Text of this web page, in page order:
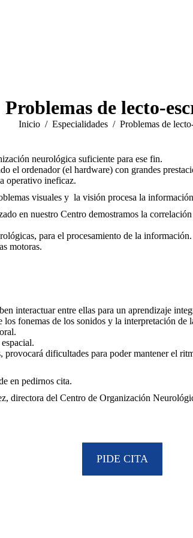
Problemas de lecto-
Estás aquí:
Inicio Especialidades Problemas de
neurológica suficiente para ese fin.
el ordenador (el hardware) con grandes
operativo ineficaz.
visuales y la visión procesa la
en nuestro Centro demostramos la
para el procesamiento de la información.
motoras.
interactuar entre ellas para un aprendizaje
fonemas de los sonidos y la interpretación de
dificultades para poder mantener el
en pedirnos cita.
directora del Centro de Organización
PIDE CITA